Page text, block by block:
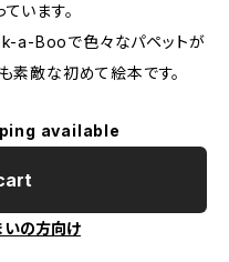
います。
a-Booで色々なパペットが
素敵な初めて絵本です。
available
いの方向け